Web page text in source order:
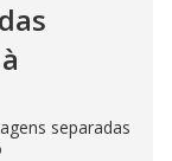
separadas